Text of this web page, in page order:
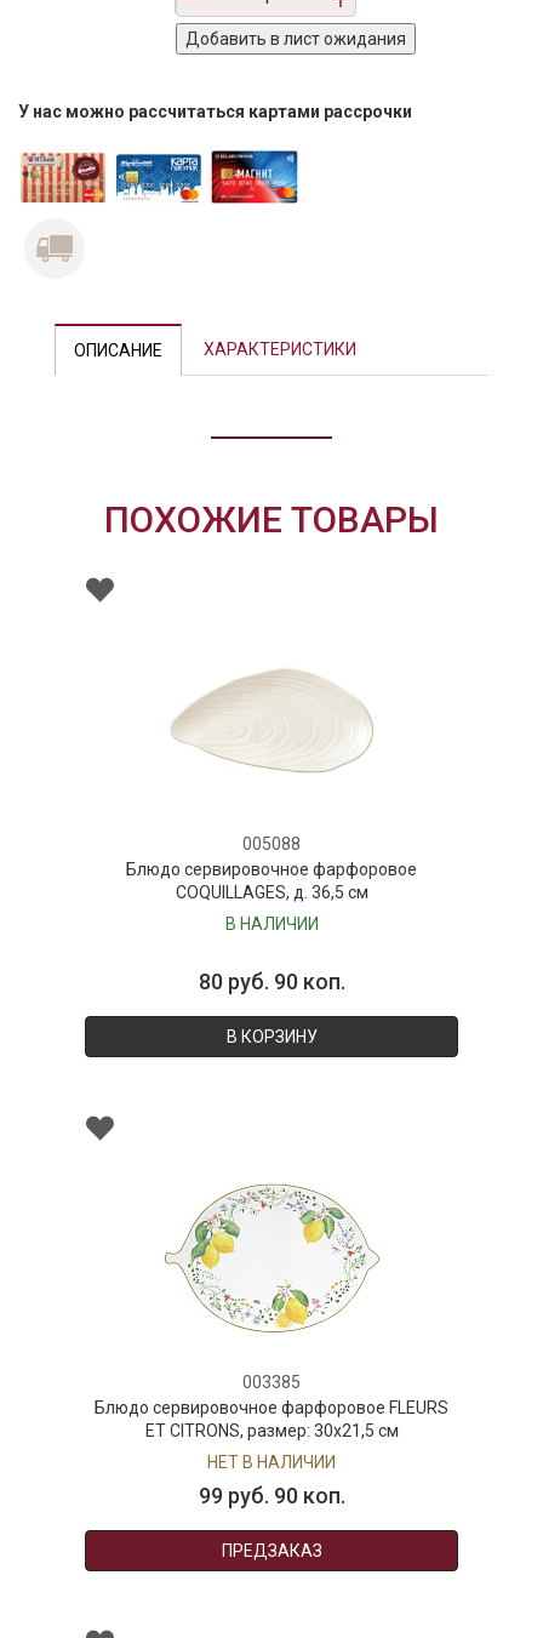
У нас можно рассчитаться картами рассрочки
ОПИСАНИЕ ХАРАКТЕРИСТИКИ
ПОХОЖИЕ ТОВАРЫ
005088
Блюдо сервировочное фарфоровое
COQUILLAGES, д. 36,5 см
В НАЛИЧИИ
80 руб. 90 коп.
В КОРЗИНУ
003385
Блюдо сервировочное фарфоровое FLEURS
ET CITRONS, размер: 30x21,5 см
НЕТ В НАЛИЧИИ
99 руб. 90 коп.
ПРЕДЗАКАЗ